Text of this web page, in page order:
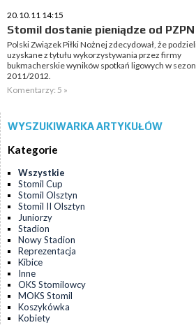
20.10.11 14:15
Stomil dostanie pieniądze od PZPN
Polski Związek Piłki Nożnej zdecydował, że
uzyskane z tytułu wykorzystywania przez firmy
bukmacherskie wyników spotkań ligowych w
2011/2012.
Komentarzy: 5 »
WYSZUKIWARKA ARTYKUŁÓW
Kategorie
Wszystkie
Stomil Cup
Stomil Olsztyn
Stomil II Olsztyn
Juniorzy
Stadion
Nowy Stadion
Reprezentacja
Kibice
Inne
OKS Stomilowcy
MOKS Stomil
Koszykówka
Kobiety